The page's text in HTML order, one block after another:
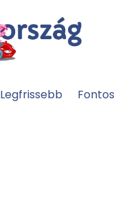
Legfrissebb Fontos